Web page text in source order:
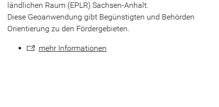
ländlichen Raum (EPLR) Sachsen-Anhalt.
Diese Geoanwendung gibt Begünstigten und Behörden
Orientierung zu den Fördergebieten.
mehr Informationen